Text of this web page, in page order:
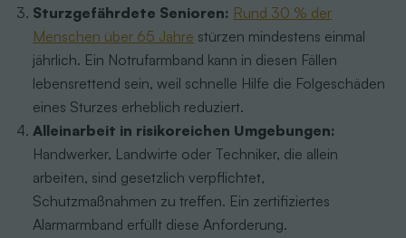
Sturzgefährdete Senioren: Rund 30 % der
Menschen über 65 Jahre stürzen mindestens einmal
jährlich. Ein Notrufarmband kann in diesen Fällen
lebensrettend sein, weil schnelle Hilfe die Folgeschäden
eines Sturzes erheblich reduziert.
Alleinarbeit in risikoreichen Umgebungen:
Handwerker, Landwirte oder Techniker, die allein
arbeiten, sind gesetzlich verpflichtet,
Schutzmaßnahmen zu treffen. Ein zertifiziertes
Alarmarmband erfüllt diese Anforderung.